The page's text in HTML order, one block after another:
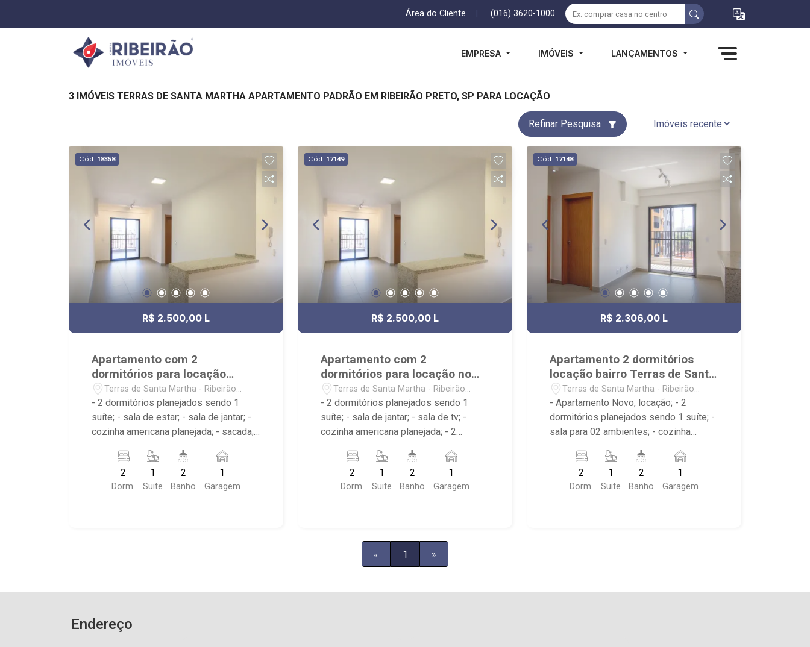
Área do Cliente (016) 3620-1000
EMPRESA IMÓVEIS LANÇAMENTOS
3 IMÓVEIS TERRAS DE SANTA MARTHA APARTAMENTO PADRÃO EM RIBEIRÃO PRETO, SP PARA LOCAÇÃO
Refinar Pesquisa
Cód. 18358
R$ 2.500,00 L
Apartamento com 2
dormitórios para locação
Terras de Santa Martha
Terras de Santa Martha - Ribeirão
Preto/SP
- 2 dormitórios planejados sendo 1
suíte; - sala de estar; - sala de jantar; -
cozinha americana planejada; - sacada; -
planejados com box e espelho; -
condomínio 24 horas com piscina
adulta e infantil, quadra poliesportiva,
Moraes, Achei Multimarcas
2
Dorm.
1
Suite
2
Banho
1
Garagem
Cód. 17149
R$ 2.500,00 L
Apartamento com 2
dormitórios para locação no
bairro Terras de Santa Martha
Terras de Santa Martha - Ribeirão
Preto/SP
- 2 dormitórios planejados sendo 1
suíte; - sala de jantar; - sala de tv; -
cozinha americana planejada; - 2
- sacada; - área de serviço com
armários; - 1 vaga de garagem; -
condomínio 24 horas com piscina
brinquedoteca, salão de festas, salão
de jogos, academia, portão eletrônico,
Santa Cecília e Bola na Grama Bonfim;
2
Dorm.
1
Suite
2
Banho
1
Garagem
Cód. 17148
R$ 2.306,00 L
Apartamento 2 dormitórios
locação bairro Terras de Santa
Martha
Terras de Santa Martha - Ribeirão
Preto/SP
- Apartamento Novo, locação; - 2
dormitórios planejados sendo 1 suíte; -
sala para 02 ambientes; - cozinha
armários, box e espelho; - sacada; -
área de serviço com armários; - 1 vaga
de garagem; - condomínio 24 horas
próximo ao Espaço Santa Cecília e Bola
2
Dorm.
1
Suite
2
Banho
1
Garagem
« 1 »
Endereço